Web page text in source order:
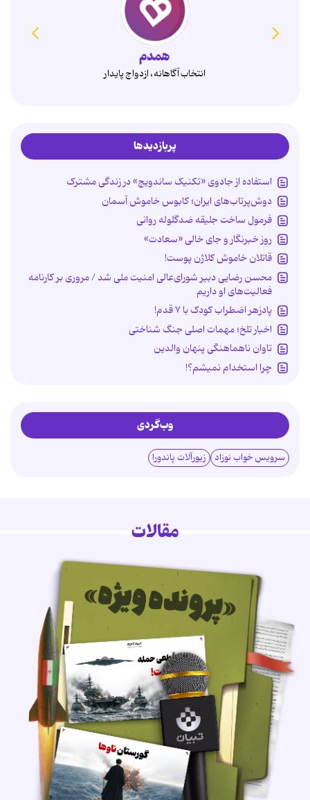
همدم
انتخاب آگاهانه، ازدواج پایدار
پربازدیدها
استفاده از جادوی «تکنیک ساندویچ» در زندگی مشترک
دوش‌پرتاب‌های ایران؛ کابوس خاموش آسمان
فرمول ساخت جلیقه ضدگلوله روانی
روز خبرنگار و جای خالی «سعادت»
قاتلان خاموش کلاژن پوست!
محسن رضایی دبیر شورای‌عالی امنیت ملی شد / مروری بر کارنامه
فعالیت‌های او داریم
پادزهر اضطراب کودک با ۷ قدم!
اخبار تلخ؛ مهمات اصلی جنگ شناختی
تاوان ناهماهنگی پنهان والدین
چرا استخدام نمیشم؟!
وب‌گردی
سرویس خواب نوزاد زیورآلات پاندورا
مقالات